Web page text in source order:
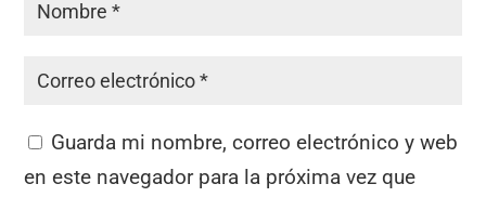
Guarda mi nombre, correo electrónico y web
en este navegador para la próxima vez que